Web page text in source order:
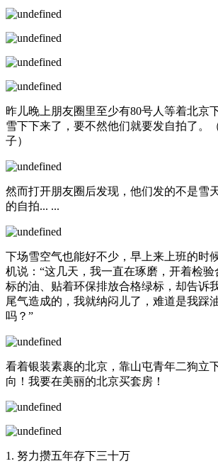
昨儿晚上朋友圈里至少有80号人等着北京
雪下下来了，要不然他们就要发自拍了。
子）
然而打开朋友圈后发现，他们发的不是雪
的自拍... ...
下场雪空气也能好不少，早上来上班的时
机说：“这几天，我一直在琢磨，开着检
标的油、贴着环保排放合格绿标，却告诉
尾气造成的，我就纳闷儿了，难道是我踩
吗？”
看着银装素裹的北京，靠山屯青年二狗立
向！我要在美丽的北京买套房！
1. 努力攒五年存下三十万